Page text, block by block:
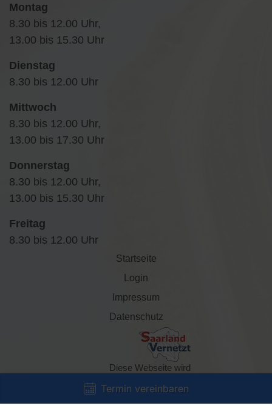
Montag
8.30 bis 12.00 Uhr,
13.00 bis 15.30 Uhr
Dienstag
8.30 bis 12.00 Uhr
Mittwoch
8.30 bis 12.00 Uhr,
13.00 bis 17.30 Uhr
Donnerstag
8.30 bis 12.00 Uhr,
13.00 bis 15.30 Uhr
Freitag
8.30 bis 12.00 Uhr
Startseite
Login
Impressum
Datenschutz
Diese Webseite wird
„Saarland vernetzt“
Termin vereinbaren